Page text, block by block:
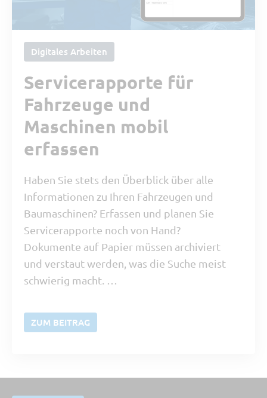
Digitales Arbeiten
Servicerapporte für
Fahrzeuge und
Maschinen mobil
erfassen
Haben Sie stets den Überblick über alle
Informationen zu Ihren Fahrzeugen und
Baumaschinen? Erfassen und planen Sie
Servicerapporte noch von Hand?
Dokumente auf Papier müssen archiviert
und verstaut werden, was die Suche meist
schwierig macht. …
ZUM BEITRAG